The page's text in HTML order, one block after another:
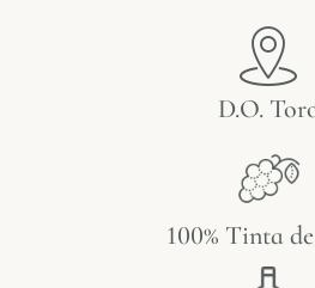
D.O.
100% Tinta